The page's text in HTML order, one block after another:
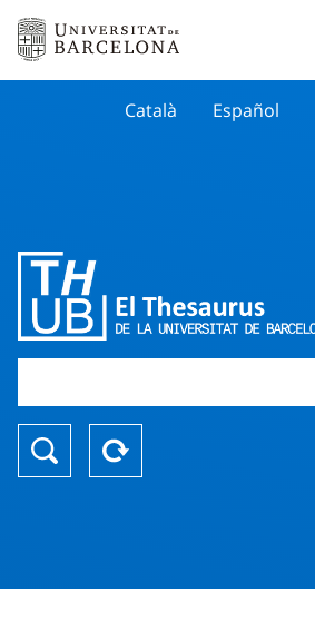
Català Español